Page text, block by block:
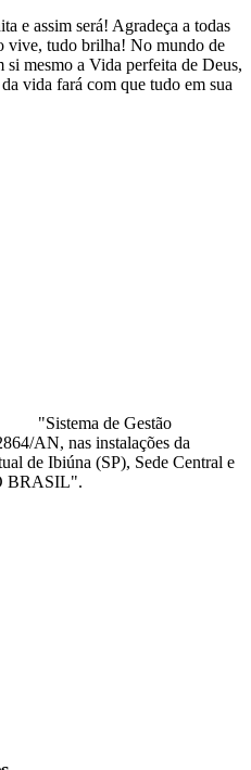
e assim será! Agradeça a todas
vive, tudo brilha! No mundo de
si mesmo a Vida perfeita de Deus,
vida fará com que tudo em sua
"Sistema de Gestão
AN, nas instalações da
de Ibiúna (SP), Sede Central e
BRASIL".